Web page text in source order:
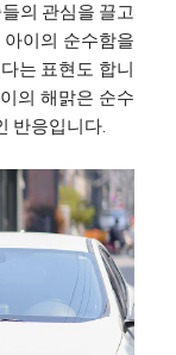
의 관심을 끌고
이의 순수함을
는 표현도 합니
의 해맑은 순수
반응입니다.